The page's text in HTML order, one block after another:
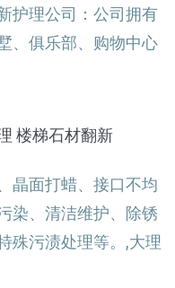
护理公司：公司拥有
、俱乐部、购物中心
楼梯石材翻新
晶面打蜡、接口不均
染、清洁维护、除锈
殊污渍处理等。,大理